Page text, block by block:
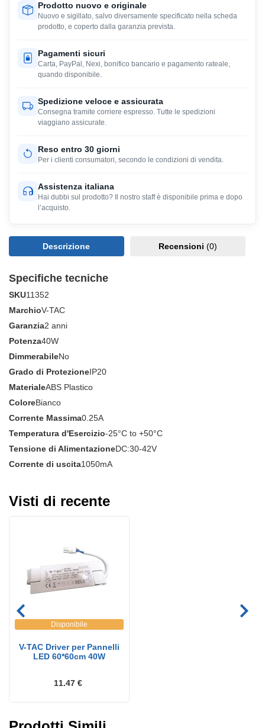
Prodotto nuovo e originale
Nuovo e sigillato, salvo diversamente specificato nella scheda
prodotto, e coperto dalla garanzia prevista.
Pagamenti sicuri
Carta, PayPal, Nexi, bonifico bancario e pagamento rateale,
quando disponibile.
Spedizione veloce e assicurata
Consegna tramite corriere espresso. Tutte le spedizioni
viaggiano assicurate.
Reso entro 30 giorni
Per i clienti consumatori, secondo le condizioni di vendita.
Assistenza italiana
Hai dubbi sul prodotto? Il nostro staff è disponibile prima e dopo
l’acquisto.
Descrizione Recensioni (0)
Specifiche tecniche
SKU11352
MarchioV-TAC
Garanzia2 anni
Potenza40W
DimmerabileNo
Grado di ProtezioneIP20
MaterialeABS Plastico
ColoreBianco
Corrente Massima0.25A
Temperatura d'Esercizio-25°C to +50°C
Tensione di AlimentazioneDC:30-42V
Corrente di uscita1050mA
Visti di recente
Disponibile
V-TAC Driver per Pannelli
LED 60*60cm 40W
11.47 €